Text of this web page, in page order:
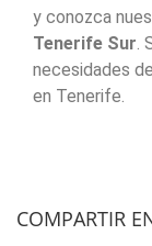
y conozca
Tenerife Sur.
necesidades
en Tenerife.
COMPARTIR